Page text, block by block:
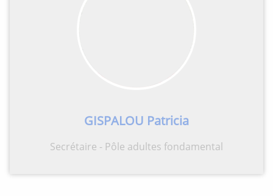
GISPALOU Patricia
Secrétaire - Pôle adultes fondamental